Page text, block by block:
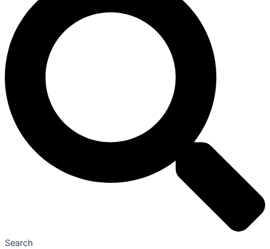
Search